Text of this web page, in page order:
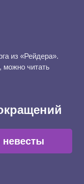
из «Рейдера».
можно читать
невесты